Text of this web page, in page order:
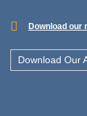
Download our
Download Our